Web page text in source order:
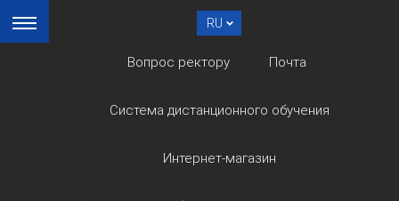
RU
Вопрос ректору Почта
Система дистанционного обучения
Интернет-магазин